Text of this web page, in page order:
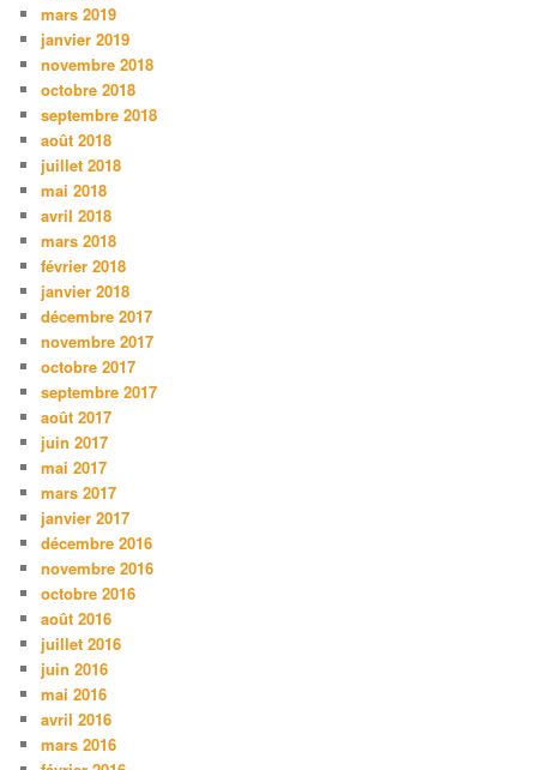
mars 2019
janvier 2019
novembre 2018
octobre 2018
septembre 2018
août 2018
juillet 2018
mai 2018
avril 2018
mars 2018
février 2018
janvier 2018
décembre 2017
novembre 2017
octobre 2017
septembre 2017
août 2017
juin 2017
mai 2017
mars 2017
janvier 2017
décembre 2016
novembre 2016
octobre 2016
août 2016
juillet 2016
juin 2016
mai 2016
avril 2016
mars 2016